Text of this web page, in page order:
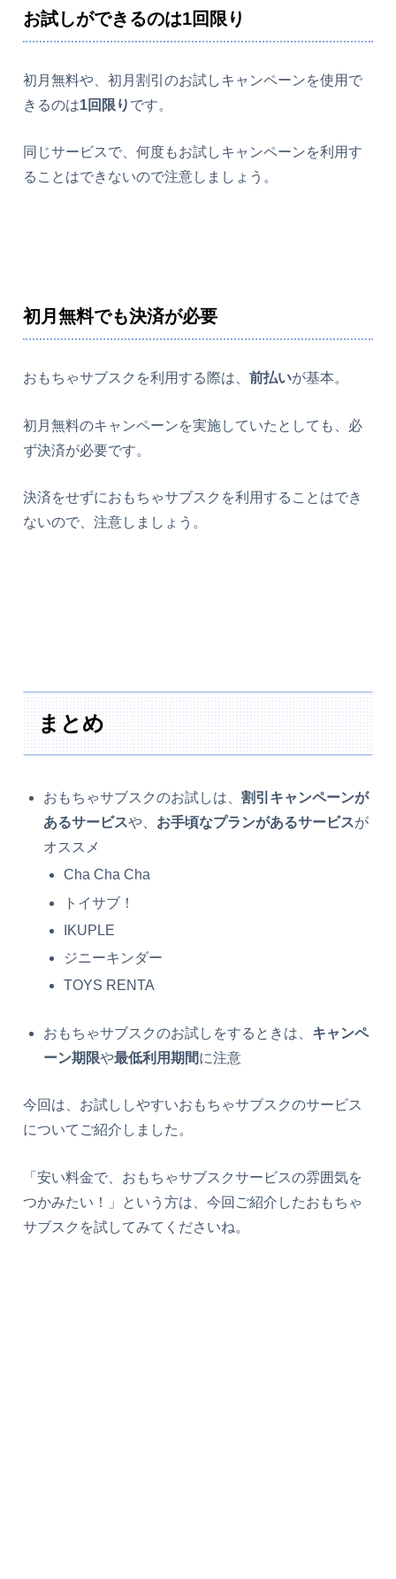
お試しができるのは1回限り
初月無料や、初月割引のお試しキャンペーンを使用で
きるのは1回限り です。
同じサービスで、何度もお試しキャンペーンを利用す
ることはできないので注意しましょう。
初月無料でも決済が必要
おもちゃサブスクを利用する際は、 前払いが基本。
初月無料のキャンペーンを実施していたとしても、必
ず決済が必要です。
決済をせずにおもちゃサブスクを利用することはでき
ないので、注意しましょう。
まとめ
おもちゃサブスクのお試しは、割引キャンペーンが
あるサービスや、 お手頃なプランがあるサービスが
オススメ
Cha Cha Cha
トイサブ！
IKUPLE
ジニーキンダー
TOYS RENTA
おもちゃサブスクのお試しをするときは、 キャンペ
ーン期限や最低利用期間に注意
今回は、お試ししやすいおもちゃサブスクのサービス
についてご紹介しました。
「安い料金で、おもちゃサブスクサービスの雰囲気を
つかみたい！」という方は、今回ご紹介したおもちゃ
サブスクを試してみてくださいね。